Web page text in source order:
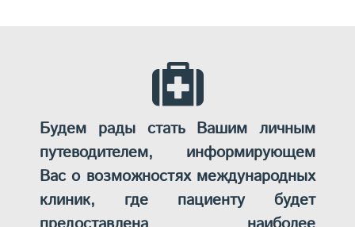
Будем рады стать Вашим личным
путеводителем, информирующем
Вас о возможностях международных
клиник, где пациенту будет